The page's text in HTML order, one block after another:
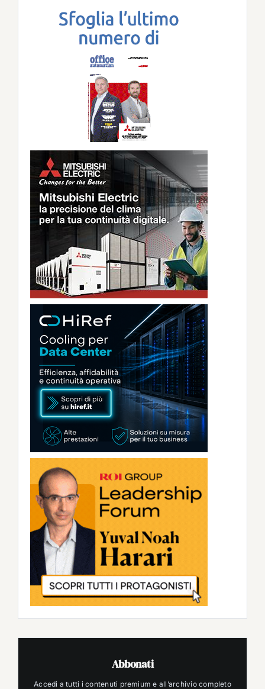
Abbonati
Accedi a tutti i contenuti premium e all’archivio completo